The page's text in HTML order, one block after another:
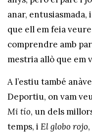
anar,
que ell em feia
comprendre amb
mestria allò que em
A l’estiu també
Deportiu, on vam
Mi tío, un dels
temps, i El globo rojo